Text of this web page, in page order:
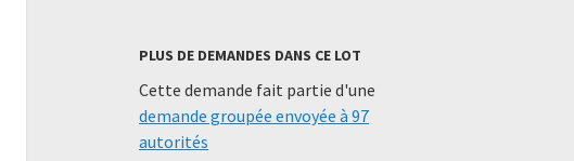
PLUS DE DEMANDES DANS CE LOT
Cette demande fait partie d'une
demande groupée envoyée à 97
autorités